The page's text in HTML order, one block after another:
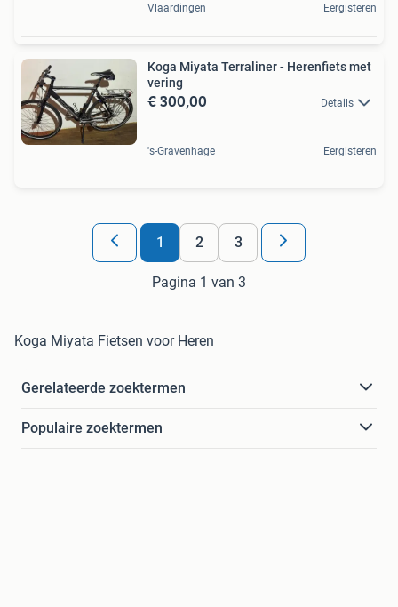
Vlaardingen Eergisteren
Koga Miyata Terraliner - Herenfiets met
vering
€ 300,00 Details
's-Gravenhage Eergisteren
1 2 3
Pagina 1 van 3
Koga Miyata Fietsen voor Heren
Gerelateerde zoektermen
Populaire zoektermen